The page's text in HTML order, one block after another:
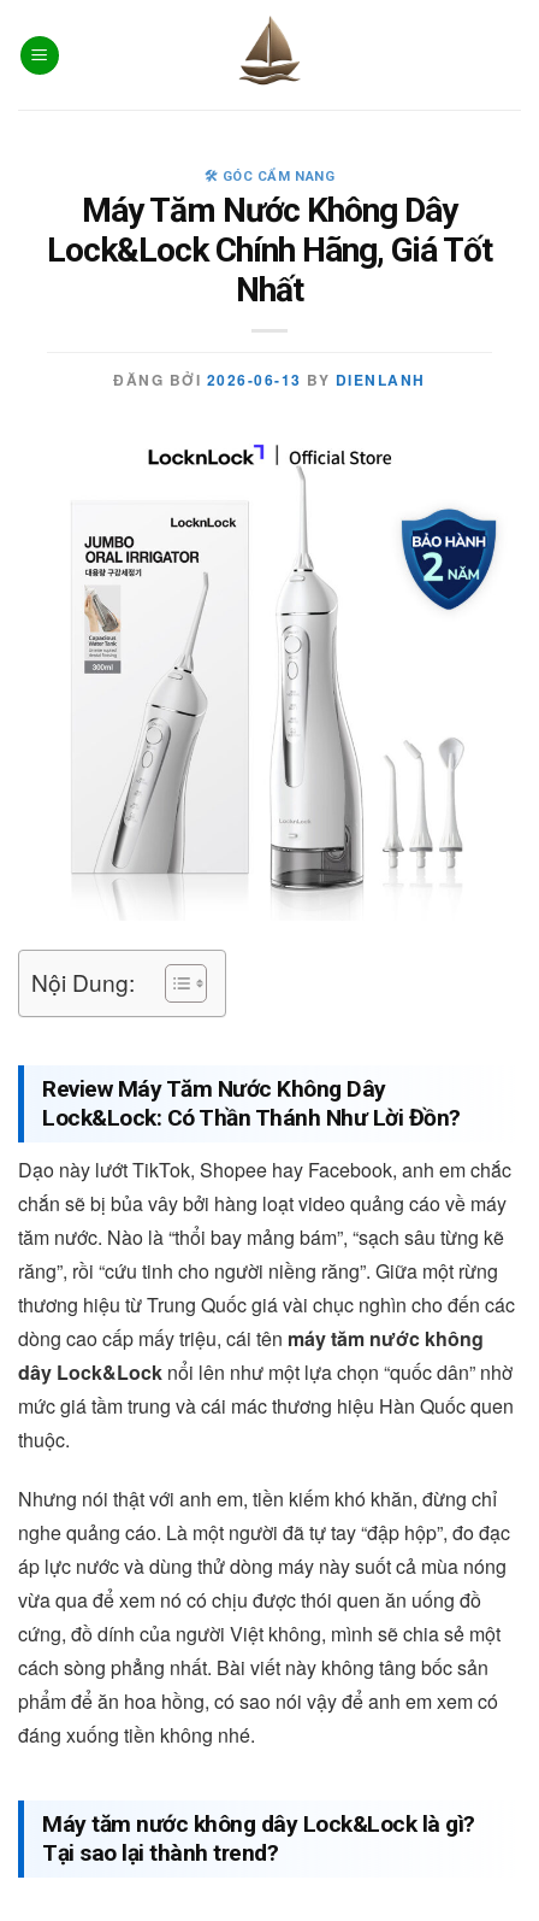
content
🛠️ GÓC CẨM NANG
Máy Tăm Nước Không Dây
Lock&Lock Chính Hãng, Giá Tốt
Nhất
ĐĂNG BỞI 2026-06-13 BY DIENLANH
Nội Dung:
Review Máy Tăm Nước Không Dây
Lock&Lock: Có Thần Thánh Như Lời Đồn?
Dạo này lướt TikTok, Shopee hay Facebook, anh em chắc
chắn sẽ bị bủa vây bởi hàng loạt video quảng cáo về máy
tăm nước. Nào là “thổi bay mảng bám”, “sạch sâu từng kẽ
răng”, rồi “cứu tinh cho người niềng răng”. Giữa một rừng
thương hiệu từ Trung Quốc giá vài chục nghìn cho đến các
dòng cao cấp mấy triệu, cái tên máy tăm nước không
dây Lock&Lock nổi lên như một lựa chọn “quốc dân” nhờ
mức giá tầm trung và cái mác thương hiệu Hàn Quốc quen
thuộc.
Nhưng nói thật với anh em, tiền kiếm khó khăn, đừng chỉ
nghe quảng cáo. Là một người đã tự tay “đập hộp”, đo đạc
áp lực nước và dùng thử dòng máy này suốt cả mùa nóng
vừa qua để xem nó có chịu được thói quen ăn uống đồ
cứng, đồ dính của người Việt không, mình sẽ chia sẻ một
cách sòng phẳng nhất. Bài viết này không tâng bốc sản
phẩm để ăn hoa hồng, có sao nói vậy để anh em xem có
đáng xuống tiền không nhé.
Máy tăm nước không dây Lock&Lock là gì?
Tại sao lại thành trend?